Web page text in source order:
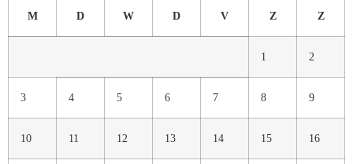
M D W D V Z Z
1 2
3 4 5 6 7 8 9
10 11 12 13 14 15 16